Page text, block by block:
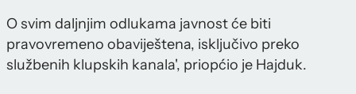
O svim daljnjim odlukama javnost će biti
pravovremeno obaviještena, isključivo preko
službenih klupskih kanala', priopćio je Hajduk.